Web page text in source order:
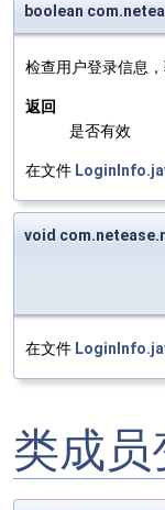
boolean
检查用户登录信息
返回
是否有效
在文件
void
在文件
类成员